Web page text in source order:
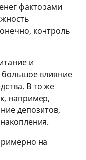
факторами
контроль
и
большое влияние
В то же
например,
депозитов,
на